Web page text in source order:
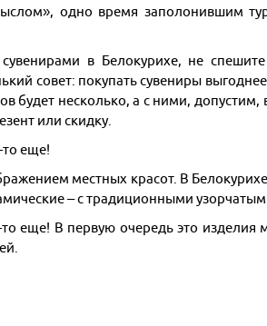
одно время заполонившим
в Белокурихе, не
совет: покупать сувениры
будет несколько, а с ними,
или скидку.
местных красот. В
– с традиционными
еще! В первую очередь это